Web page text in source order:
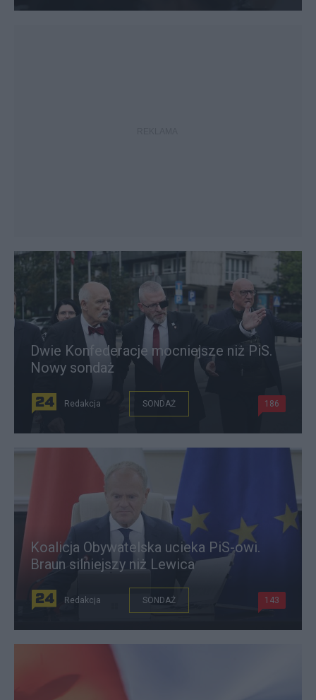
Dwie Konfederacje mocniejsze niż PiS.
Nowy sondaż
Redakcja SONDAŻ 186
Koalicja Obywatelska ucieka PiS-owi.
Braun silniejszy niż Lewica
Redakcja SONDAŻ 143